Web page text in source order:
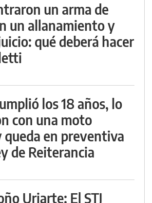
un arma de
un allanamiento y
qué deberá hacer
los 18 años, lo
con una moto
queda en preventiva
de Reiterancia
Uriarte: El STJ